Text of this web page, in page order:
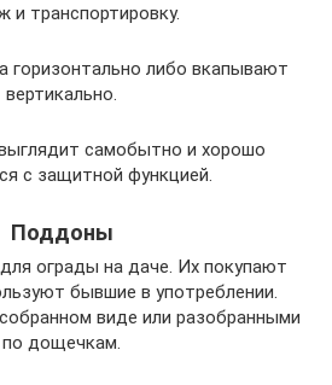
и транспортировку.
горизонтально либо вкапывают
вертикально.
самобытно и хорошо
с защитной функцией.
Поддоны
ограды на даче. Их покупают
бывшие в употреблении.
виде или разобранными
по дощечкам.